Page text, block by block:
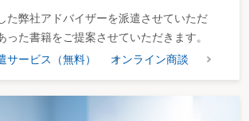
た弊社アドバイザーを派遣させていただ
った書籍をご提案させていただきます。
サービス（無料）
オンライン商談